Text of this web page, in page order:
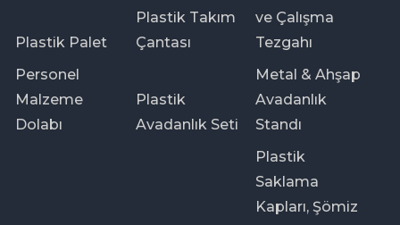
Plastik Palet
Plastik Takım
Çantası
ve Çalışma
Tezgahı
Personel
Malzeme
Dolabı
Plastik
Avadanlık Seti
Metal & Ahşap
Avadanlık
Standı
Plastik
Saklama
Kapları, Şömiz